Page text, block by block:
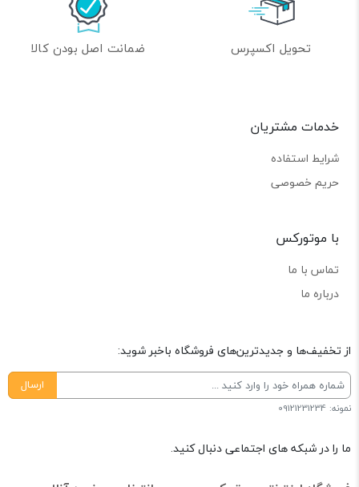
تحویل اکسپرس ضمانت اصل بودن کالا
خدمات مشتریان
شرایط استفاده
حریم خصوصی
با موتورکس
تماس با ما
درباره ما
از تخفیف‌ها و جدیدترین‌های فروشگاه باخبر شوید:
ارسال
نمونه: 09121231234
ما را در شبکه های اجتماعی دنبال کنید.